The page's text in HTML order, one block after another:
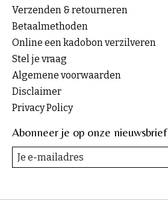
Verzenden & retourneren
Betaalmethoden
Online een kadobon verzilveren
Stel je vraag
Algemene voorwaarden
Disclaimer
Privacy Policy
Abonneer je op onze nieuwsbrief